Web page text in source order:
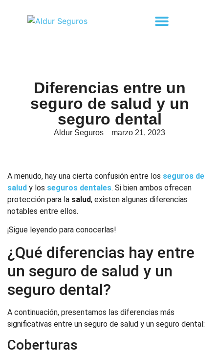
Diferencias entre un
seguro de salud y un
seguro dental
Aldur Seguros marzo 21, 2023
A menudo, hay una cierta confusión entre los seguros de
salud y los seguros dentales. Si bien ambos ofrecen
protección para la salud, existen algunas diferencias
notables entre ellos.
¡Sigue leyendo para conocerlas!
¿Qué diferencias hay entre
un seguro de salud y un
seguro dental?
A continuación, presentamos las diferencias más
significativas entre un seguro de salud y un seguro dental:
Coberturas